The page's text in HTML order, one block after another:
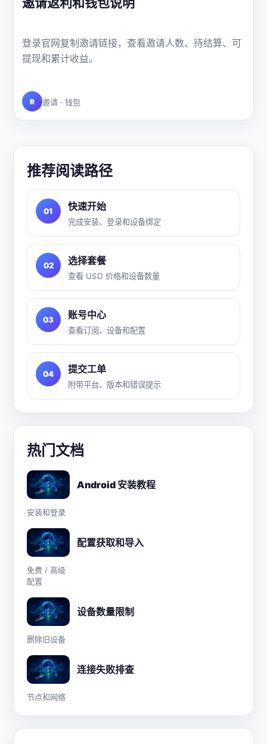
登录官网复制邀请链接，查看邀请人数、待结算、可
提现和累计收益。
R 邀请 · 钱包
推荐阅读路径
01 快速开始
完成安装、登录和设备绑定
02 选择套餐
查看 USD 价格和设备数量
03 账号中心
查看订阅、设备和配置
04 提交工单
附带平台、版本和错误提示
热门文档
Android 安装教程
安装和登录
配置获取和导入
免费 / 高级
配置
设备数量限制
删除旧设备
连接失败排查
节点和网络